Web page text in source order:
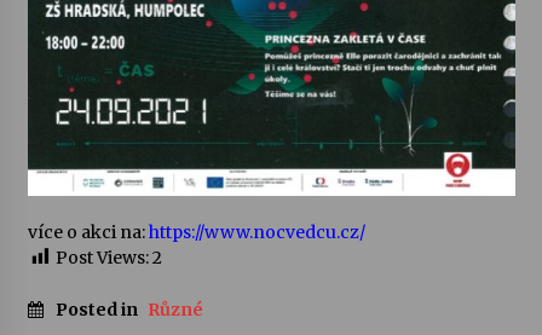
23. 7. 2026
Letní koncerty ve Stromovce: Rufus Miller
22. 7. 2026
17. 7. 2026
Ozvěny prázdnin
více o akci na:https://www.nocvedcu.cz/
Post Views:2
Posted in Různé